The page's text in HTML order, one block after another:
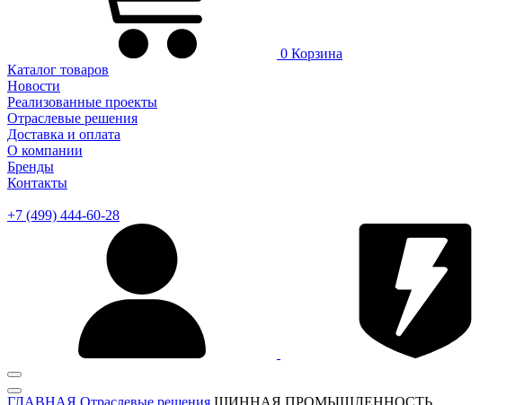
0 Корзина
Каталог товаров
Новости
Реализованные проекты
Отраслевые решения
Доставка и оплата
О компании
Бренды
Контакты
+7 (499) 444-60-28
ГЛАВНАЯ Отраслевые решения ШИННАЯ ПРОМЫШЛЕННОСТЬ